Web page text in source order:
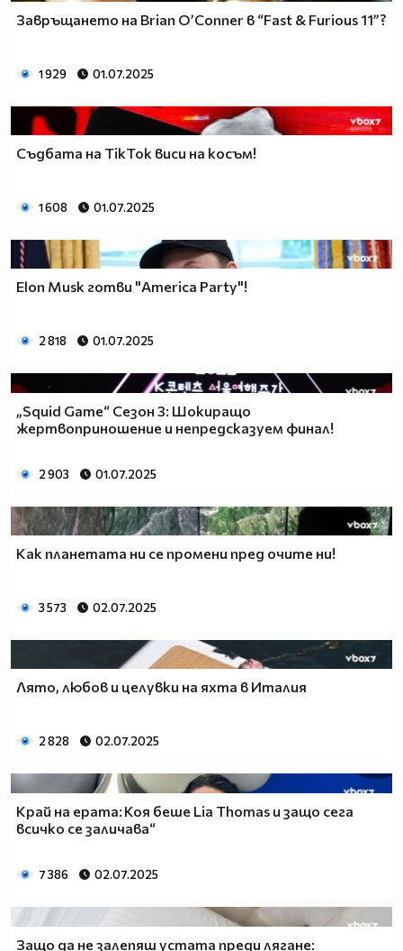
Завръщането на Brian O’Conner в “Fast & Furious 11”?
1 929 01.07.2025
Съдбата на TikTok виси на косъм!
1 608 01.07.2025
Elon Musk готви "America Party"!
2 818 01.07.2025
„Squid Game“ Сезон 3: Шокиращо
жертвоприношение и непредсказуем финал!
2 903 01.07.2025
Как планетата ни се промени пред очите ни!
3 573 02.07.2025
Лято, любов и целувки на яхта в Италия
2 828 02.07.2025
Край на ерата: Коя беше Lia Thomas и защо сега
всичко се заличава“
7 386 02.07.2025
Защо да не залепяш устата преди лягане: